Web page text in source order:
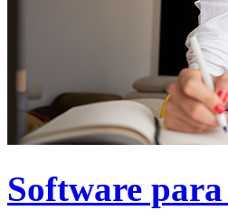
Software